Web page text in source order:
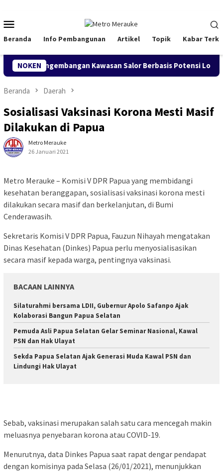
konten
Mobile
Beranda Info Pembangunan Artikel Topik Kabar
NOKEN
Pengembangan Kawasan Salor Berbasis Potensi Lokal
Beranda Daerah
Sosialisasi Vaksinasi Korona Mesti Masif
Dilakukan di Papua
Metro Merauke
26 Januari 2021
Metro Merauke – Komisi V DPR Papua yang membidangi
kesehatan beranggapan, sosialisasi vaksinasi korona mesti
dilakukan secara masif dan berkelanjutan, di Bumi
Cenderawasih.
Sekretaris Komisi V DPR Papua, Fauzun Nihayah mengatakan
Dinas Kesehatan (Dinkes) Papua perlu menyosialisasikan
secara masif kepada warga, pentingnya vaksinasi.
BACAAN LAINNYA
Silaturahmi bersama LDII, Gubernur Apolo Safanpo Ajak
Kolaborasi Bangun Papua Selatan
Pemuda Asli Papua Selatan Gelar Seminar Nasional, Kawal
PSN dan Hak Ulayat
Sekda Papua Selatan Ajak Generasi Muda Kawal PSN dan
Lindungi Hak Ulayat
Sebab, vaksinasi merupakan salah satu cara mencegah makin
meluasnya penyebaran korona atau COVID-19.
Menurutnya, data Dinkes Papua saat rapat dengar pendapat
dengan komisinya pada Selasa (26/01/2021), menunjukkan